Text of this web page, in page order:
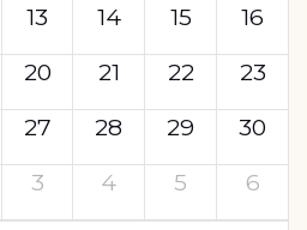
13 14 15
16
20 21 22
23
27 28 29
30
3 4 5 6